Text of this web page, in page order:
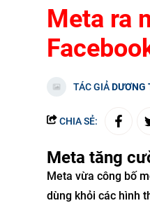
Meta ra
TÁC GIẢDƯƠNG
CHIA SẺ:
Meta tăng
Meta vừa công bố
dùng khỏi các hình